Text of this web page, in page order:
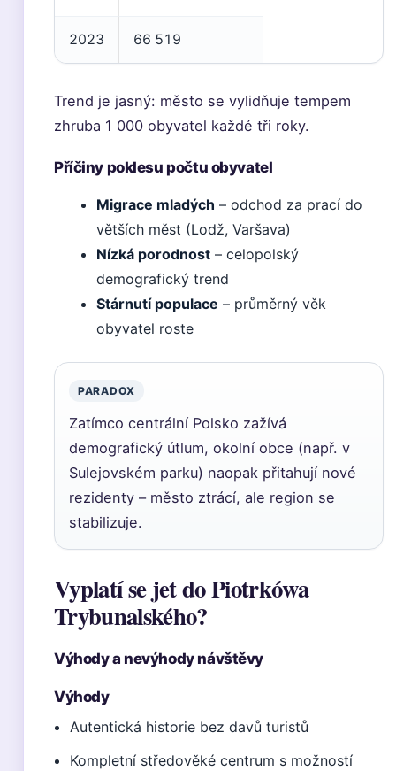
2023 66 519
Trend je jasný: město se vylidňuje tempem
zhruba 1 000 obyvatel každé tři roky.
Příčiny poklesu počtu obyvatel
Migrace mladých – odchod za prací do
větších měst (Lodž, Varšava)
Nízká porodnost – celopolský
demografický trend
Stárnutí populace – průměrný věk
obyvatel roste
PARADOX
Zatímco centrální Polsko zažívá
demografický útlum, okolní obce (např. v
Sulejovském parku) naopak přitahují nové
rezidenty – město ztrácí, ale region se
stabilizuje.
Vyplatí se jet do Piotrkówa
Trybunalského?
Výhody a nevýhody návštěvy
Výhody
Autentická historie bez davů turistů
Kompletní středověké centrum s možností